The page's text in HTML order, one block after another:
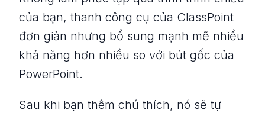
của bạn, thanh công cụ của ClassPoint
đơn giản nhưng bổ sung mạnh mẽ nhiều
khả năng hơn nhiều so với bút gốc của
PowerPoint.
Sau khi bạn thêm chú thích, nó sẽ tự